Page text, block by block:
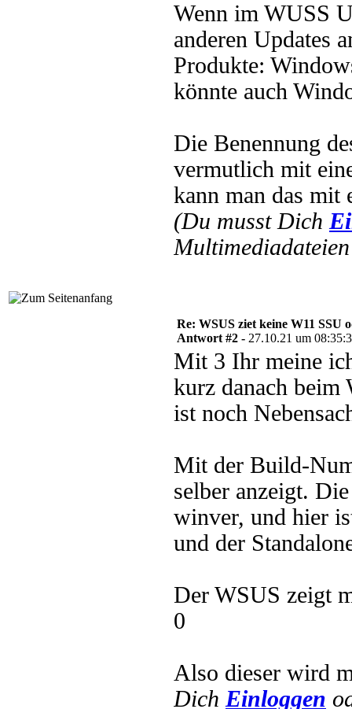
Wenn im WUSS
anderen Updates
Produkte:
könnte auch
Die Benennung
vermutlich mit
kann man das mit
(Du musst Dich
Re: WSUS ziet keine W11 SSU
Antwort #2 - 27.10.21 um
Mit 3 Ihr meine
kurz danach beim
ist noch
Mit der Build-
selber anzeigt.
winver, und hier
und der
Der WSUS zeigt
0
Also dieser wird
Dich Einloggen